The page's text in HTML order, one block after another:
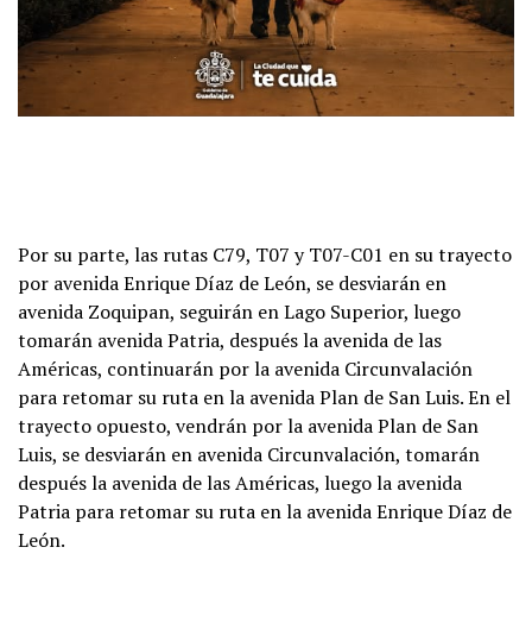
Por su parte, las rutas C79, T07 y T07-C01 en su trayecto
por avenida Enrique Díaz de León, se desviarán en
avenida Zoquipan, seguirán en Lago Superior, luego
tomarán avenida Patria, después la avenida de las
Américas, continuarán por la avenida Circunvalación
para retomar su ruta en la avenida Plan de San Luis. En el
trayecto opuesto, vendrán por la avenida Plan de San
Luis, se desviarán en avenida Circunvalación, tomarán
después la avenida de las Américas, luego la avenida
Patria para retomar su ruta en la avenida Enrique Díaz de
León.